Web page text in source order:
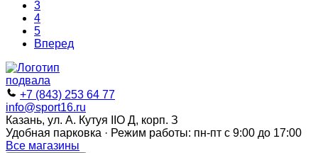
3
4
5
Вперед
+7 (843) 253 64 77
info@sport16.ru
Казань, ул. А. Кутуя IIO Д, корп. З
Удобная парковка · Режим работы: пн-пт с 9:00 до 17:00
Все магазины